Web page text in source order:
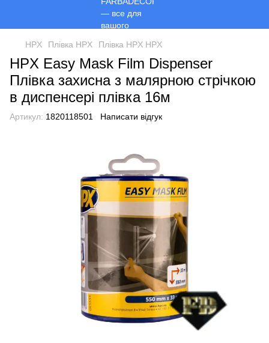
HPX Плівка HPX Плівка HPX HPX
HPX Easy Mask Film Dispenser
Плівка захисна з малярною стрічкою
в диспенсері плівка 16м
Артикул: 1820118501 Написати відгук